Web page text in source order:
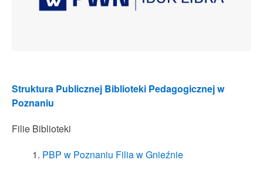
Struktura Publicznej Biblioteki Pedagogicznej w
Poznaniu
Filie Biblioteki
PBP w Poznaniu Filia w Gnieźnie